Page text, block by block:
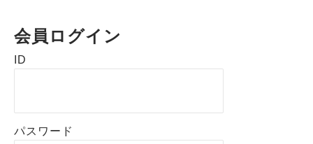
会員ログイン
ID
パスワード